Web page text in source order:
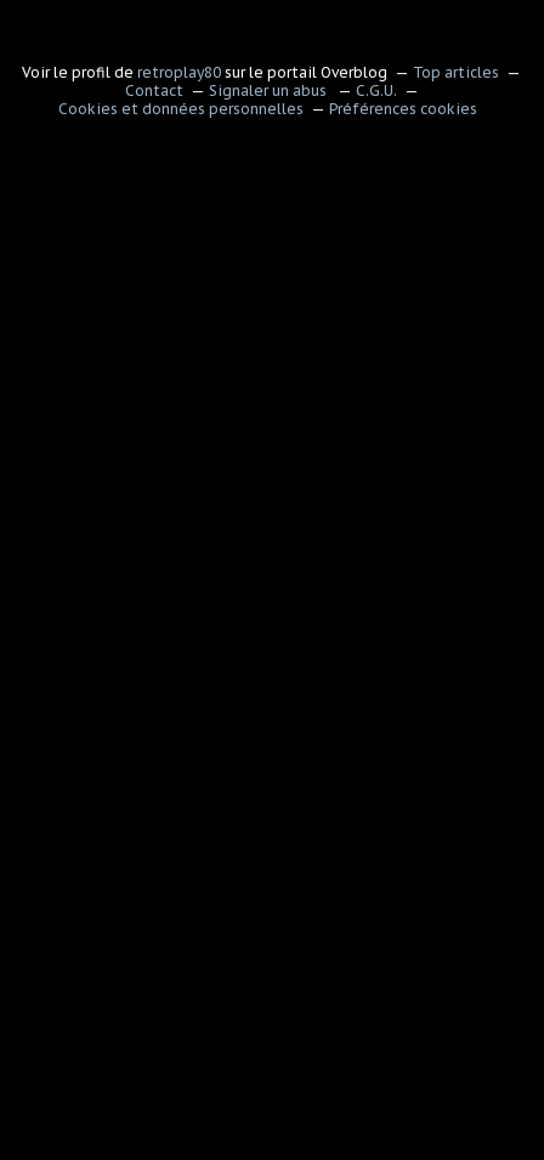
Voir le profil deretroplay80 sur le portail Overblog
Top articles
Contact
Signaler un abus
C.G.U.
Cookies et données personnelles
Préférences cookies